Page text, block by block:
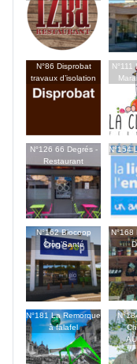
N°86 Disprobat
travaux d’isolation
N°111
N°126 66 Degrés -
Restaurant
N°154
N°162 Biocoop
Croq’Santé
N°168
N°181 La Remorque
à falafel